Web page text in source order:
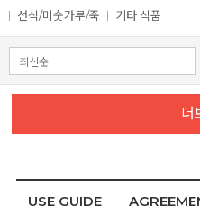
선식/미숫가루/죽
기타 식품
더
USE GUIDE